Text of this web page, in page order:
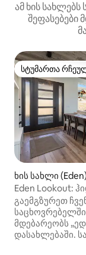
ამ ხის
შეფასებები
სტუმართა
სტუმართა
ხის სახლი
Eden Lookout:
ხედები და
გაემგზურეთ
მდებარეობს
დასახლებაში.